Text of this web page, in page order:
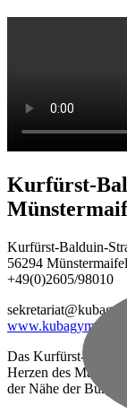
Kurfürst-
Kurfürst-Balduin-
56294
+49(0)2605/98010
www.kubagym.org
Das Kurfürst-
Herzen des
der Nähe der Burg